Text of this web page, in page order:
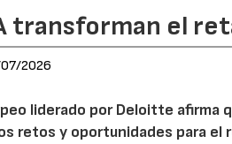
transforman el
2026
liderado por Deloitte afirma
retos y oportunidades para el